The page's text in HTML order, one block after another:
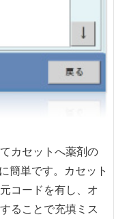
カセットへ薬剤の
簡単です。カセット
コードを有し、オ
ることで充填ミス